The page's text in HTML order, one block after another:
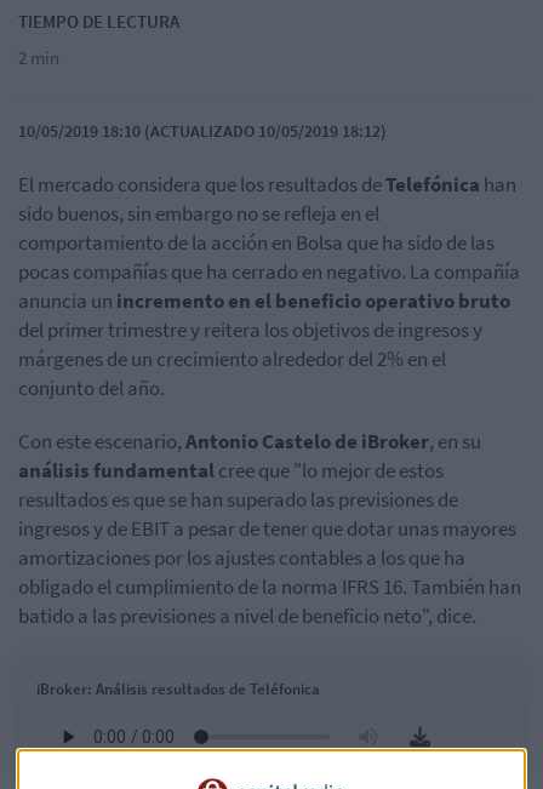
TIEMPO DE LECTURA
2 min
10/05/2019 18:10 (ACTUALIZADO 10/05/2019 18:12)
El mercado considera que los resultados deTelefónica han
sido buenos, sin embargo no se refleja en el
comportamiento de la acción en Bolsa que ha sido de las
pocas compañías que ha cerrado en negativo. La compañía
anuncia un incremento en el beneficio operativo bruto
del primer trimestre y reitera los objetivos de ingresos y
márgenes de un crecimiento alrededor del 2% en el
conjunto del año.
Con este escenario,Antonio Castelo de iBroker, en su
análisis fundamentalcree que "lo mejor de estos
resultados es quese han superado las previsiones de
ingresos y de EBIT a pesar de tener que dotar unas mayores
amortizaciones por los ajustes contables a los que ha
obligado el cumplimiento de la norma IFRS 16. También han
batido a las previsiones a nivel de beneficio neto", dice.
iBroker: Análisis resultados de Teléfonica